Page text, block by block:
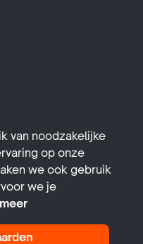
van noodzakelijke
op onze
we ook gebruik
we je